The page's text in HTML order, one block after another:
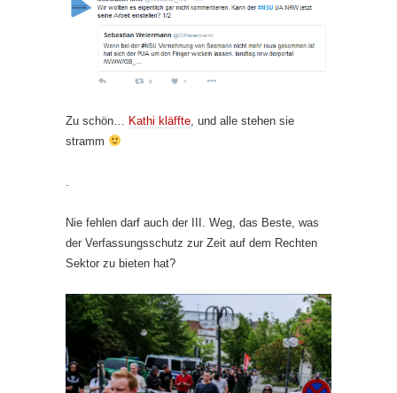
Zu schön… Kathi kläffte , und alle stehen sie
stramm
Nie fehlen darf auch der III. Weg, das Beste, was
der Verfassungsschutz zur Zeit auf dem Rechten
Sektor zu bieten hat?